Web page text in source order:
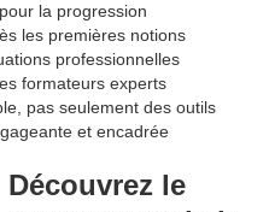
la progression
les premières notions
professionnelles
formateurs experts
pas seulement des outils
et encadrée
Découvrez le